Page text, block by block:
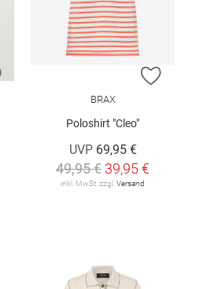
ZUR WUNSCHLISTE HINZUFÜGEN
ZUR
BRAX
Poloshirt "Cleo"
UVP 69,95 €
49,95 € 39,95 €
inkl. MwSt. zzgl. Versand